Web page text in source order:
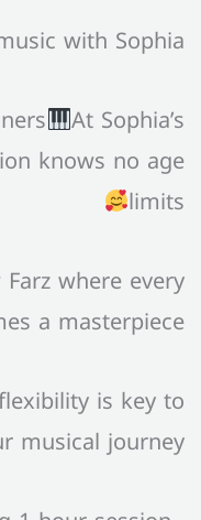
with Sophia
At Sophia’s
knows no age
limits
where every
a masterpiece!
is key to
musical journey